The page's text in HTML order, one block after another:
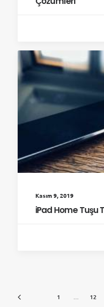
Kasım 9, 2019
iPad Home Tuşu
1 … 12